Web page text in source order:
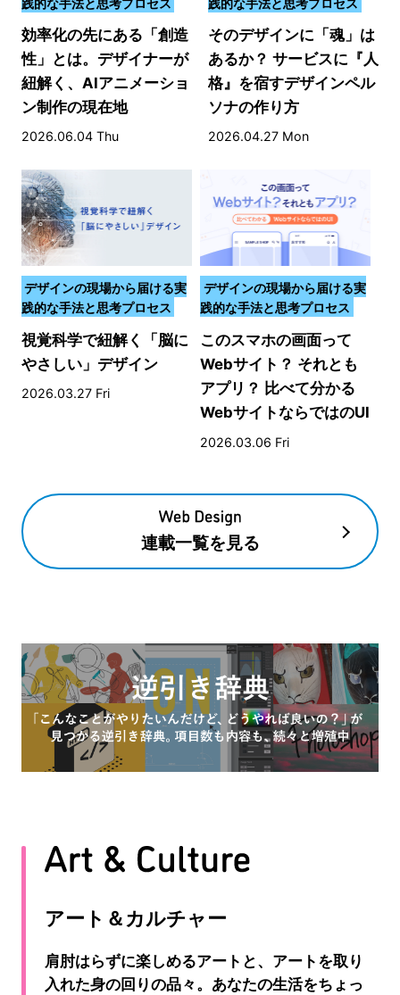
効率化の先にある「創造
性」とは。デザイナーが
紐解く、AIアニメーショ
ン制作の現在地
2026.06.04 Thu
そのデザインに「魂」は
あるか？ サービスに『人
格』を宿すデザインペル
ソナの作り方
2026.04.27 Mon
デザインの現場から届ける実
践的な手法と思考プロセス
視覚科学で紐解く「脳に
やさしい」デザイン
2026.03.27 Fri
デザインの現場から届ける実
践的な手法と思考プロセス
このスマホの画面って
Webサイト？ それとも
アプリ？ 比べて分かる
WebサイトならではのUI
とデザイン
2026.03.06 Fri
連載一覧を見る
アート＆カルチャー
肩肘はらずに楽しめるアートと、アートを取り
入れた身の回りの品々。あなたの生活をちょっ